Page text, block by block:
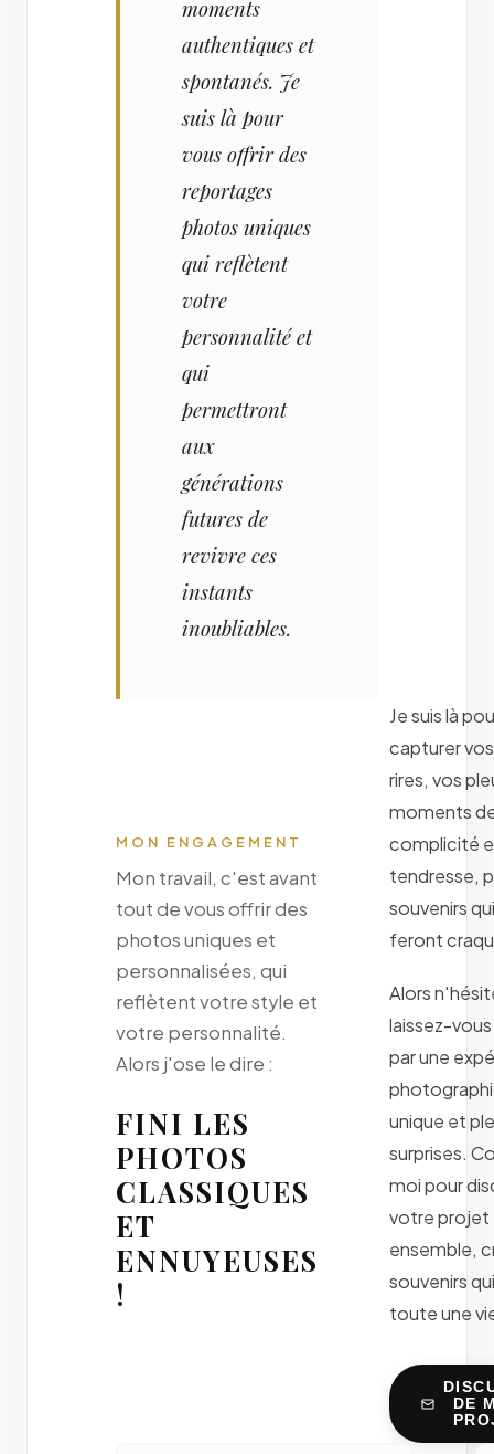
moments
authentiques et
spontanés. Je
suis là pour
vous offrir des
reportages
photos uniques
qui reflètent
votre
personnalité et
qui
permettront
aux
générations
futures de
revivre ces
instants
inoubliables.
MON ENGAGEMENT
Mon travail, c'est avant
tout de vous offrir des
photos uniques et
personnalisées, qui
reflètent votre style et
votre personnalité.
Alors j'ose le dire :
FINI LES
PHOTOS
CLASSIQUES
ET
ENNUYEUSES
!
Je suis là
capturer
rires, vos
moments
complicité
tendresse,
souvenirs
feront
Alors
laissez-
par une
unique et
surprises.
moi pour
votre projet
ensemble,
souvenirs
toute une
DE